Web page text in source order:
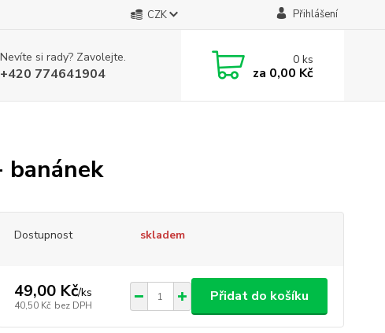
CZK Přihlášení
Nevíte si rady? Zavolejte.
+420 774641904
0ks
za 0,00 Kč
Dostupnost skladem
49,00 Kč/ks
40,50 Kč bez DPH
Přidat do košíku